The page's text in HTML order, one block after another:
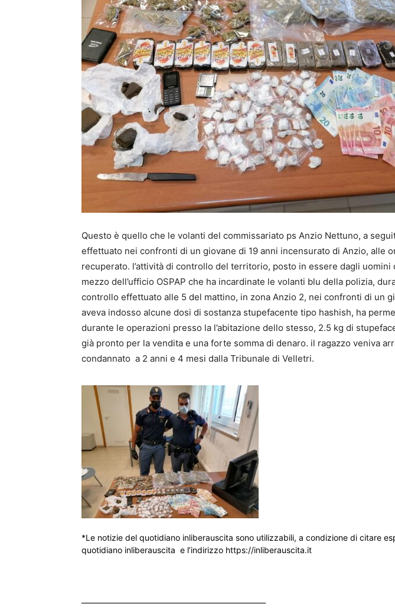
Questo è quello che le volanti del commissariato ps Anzio Nettuno, a
effettuato nei confronti di un giovane di 19 anni incensurato di Anzio, alle
recuperato. l’attività di controllo del territorio, posto in essere dagli uomini
mezzo dell’ufficio OSPAP che ha incardinate le volanti blu della polizia,
controllo effettuato alle 5 del mattino, in zona Anzio 2, nei confronti di un
aveva indosso alcune dosi di sostanza stupefacente tipo hashish, ha
durante le operazioni presso la l’abitazione dello stesso, 2.5 kg di
già pronto per la vendita e una forte somma di denaro. il ragazzo veniva
condannato a 2 anni e 4 mesi dalla Tribunale di Velletri.
*Le notizie del quotidiano inliberauscita sono utilizzabili, a condizione di citare
quotidiano inliberauscita e l’indirizzo https://inliberauscita.it